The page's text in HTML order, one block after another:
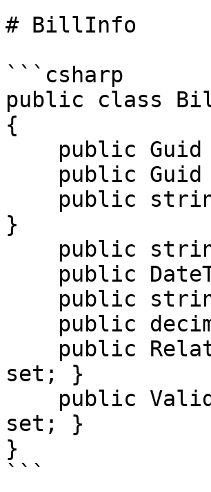
# BillInfo
```csharp
public class
{
}
set; }
set; }
}
```